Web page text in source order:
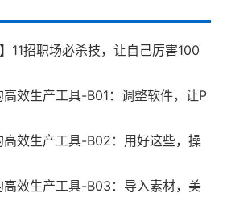
11招职场必杀技，让自己厉害100
效生产工具-B01：调整软件，让P
效生产工具-B02：用好这些，操
效生产工具-B03：导入素材，美